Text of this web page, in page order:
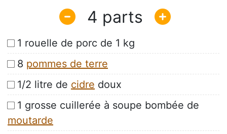
4
1 rouelle de porc de 1 kg
8 pommes de terre
1/2 litre de cidre doux
1 grosse cuillerée à soupe bombée de
moutarde